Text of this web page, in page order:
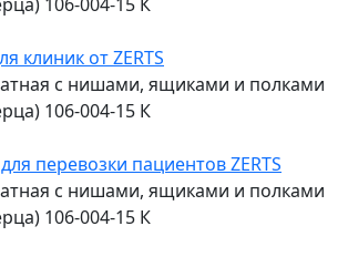
клиник от ZERTS
перевозки пациентов ZERTS